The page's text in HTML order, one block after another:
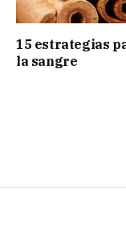
15 estrategias
la sangre